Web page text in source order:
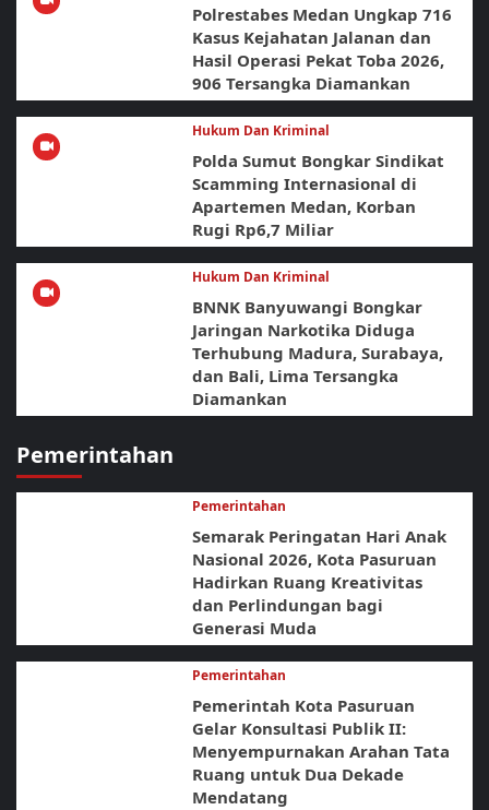
Polrestabes Medan Ungkap 716
Kasus Kejahatan Jalanan dan
Hasil Operasi Pekat Toba 2026,
906 Tersangka Diamankan
Hukum Dan Kriminal
Polda Sumut Bongkar Sindikat
Scamming Internasional di
Apartemen Medan, Korban
Rugi Rp6,7 Miliar
Hukum Dan Kriminal
BNNK Banyuwangi Bongkar
Jaringan Narkotika Diduga
Terhubung Madura, Surabaya,
dan Bali, Lima Tersangka
Diamankan
Pemerintahan
Pemerintahan
Semarak Peringatan Hari Anak
Nasional 2026, Kota Pasuruan
Hadirkan Ruang Kreativitas
dan Perlindungan bagi
Generasi Muda
Pemerintahan
Pemerintah Kota Pasuruan
Gelar Konsultasi Publik II:
Menyempurnakan Arahan Tata
Ruang untuk Dua Dekade
Mendatang